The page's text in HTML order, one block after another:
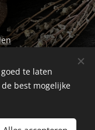
Cookies
te laten
best mogelijke